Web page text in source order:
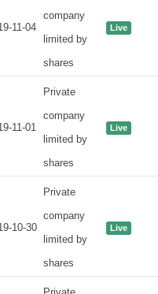
11-04
company
limited by
shares
Live
11-01
Private
company
limited by
shares
Live
10-30
Private
company
limited by
shares
Live